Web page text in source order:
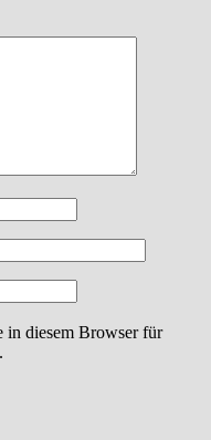
in diesem Browser für